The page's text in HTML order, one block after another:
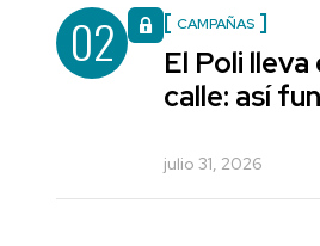
02 CAMPAÑAS
El Poli
calle: así
julio 31, 2026